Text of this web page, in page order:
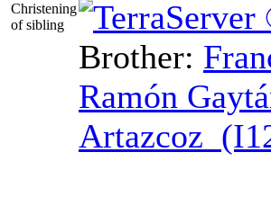
Christening
of sibling
Brother:
Ramón
Artazcoz